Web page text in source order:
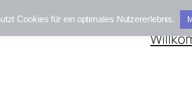
Cookies für ein optimales Nutzererlebnis.